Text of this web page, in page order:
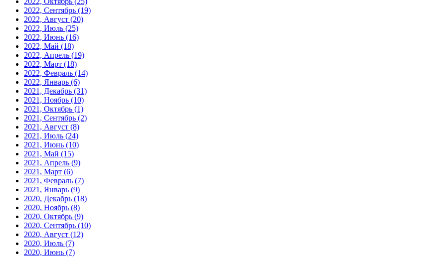
2022, Сентябрь (19)
2022, Август (20)
2022, Июль (25)
2022, Июнь (16)
2022, Май (18)
2022, Апрель (19)
2022, Март (18)
2022, Февраль (14)
2022, Январь (6)
2021, Декабрь (31)
2021, Ноябрь (10)
2021, Октябрь (1)
2021, Сентябрь (2)
2021, Август (8)
2021, Июль (24)
2021, Июнь (10)
2021, Май (15)
2021, Апрель (9)
2021, Март (6)
2021, Февраль (7)
2021, Январь (9)
2020, Декабрь (18)
2020, Ноябрь (8)
2020, Октябрь (9)
2020, Сентябрь (10)
2020, Август (12)
2020, Июль (7)
2020, Июнь (7)